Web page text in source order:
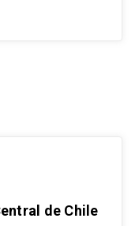
de Chile